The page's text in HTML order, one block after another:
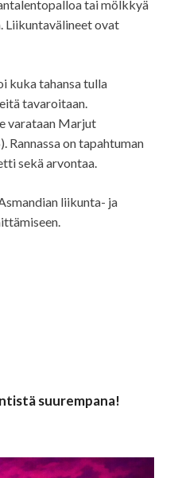
tai mölkkyä
Liikuntavälineet ovat
kuka tahansa tulla
tavaroitaan.
varataan Marjut
on tapahtuman
sekä arvontaa.
liikunta- ja
suurempana!